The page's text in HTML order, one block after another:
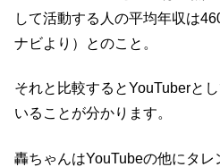
して活動する人の平均年収は
ナビより）とのこと。
それと比較するとYouTuberと
いることが分かります。
轟ちゃんはYouTubeの他にタ